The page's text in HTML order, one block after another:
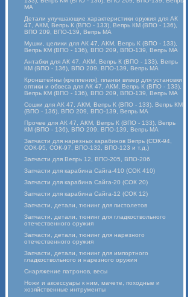
МА
Детали улучшающие характеристики оружия для АК
47, АКМ, Вепрь К (ВПО - 133), Вепрь КМ (ВПО - 136),
ВПО 209, ВПО-139, Вепрь МА
Мушки, целики для АК 47, АКМ, Вепрь К (ВПО - 133),
Вепрь КМ (ВПО - 136), ВПО 209, ВПО-139, Вепрь МА
Антабки для АК 47, АКМ, Вепрь К (ВПО - 133), Вепрь
КМ (ВПО - 136), ВПО 209, ВПО-139, Вепрь МА
Кронштейны (крепления), планки вивер для установки
оптики и обвеса для АК 47, АКМ, Вепрь К (ВПО - 133),
Вепрь КМ (ВПО - 136), ВПО 209, ВПО-139, Вепрь МА
Сошки для АК 47, АКМ, Вепрь К (ВПО - 133), Вепрь КМ
(ВПО - 136), ВПО 209, ВПО-139, Вепрь МА
Прочее для АК 47, АКМ, Вепрь К (ВПО - 133), Вепрь
КМ (ВПО - 136), ВПО 209, ВПО-139, Вепрь МА
Запчасти для нарезных карабинов Вепрь (СОК-94,
СОК-95, СОК-97, ВПО-132, ВПО-123 и т.д.)
Запчасти для Вепрь 12, ВПО-205, ВПО-206
Запчасти для карабина Сайга-410 (СОК 410)
Запчасти для карабина Сайга-20 (СОК 20)
Запчасти для карабина Сайга-12 (СОК 12)
Запчасти, детали, тюнинг для пистолетов
Запчасти, детали, тюнинг для гладкоствольного
отечественного оружия
Запчасти, детали, тюнинг для нарезного
отечественного оружия
Запчасти, детали, тюнинг для импортного
гладкоствольного и нарезного оружия
Снаряжение патронов, весы
Ножи и аксессуары к ним, мачете, походные и
хозяйственные интрументы